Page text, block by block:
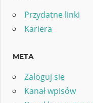
Przydatne linki
Kariera
META
Zaloguj się
Kanał wpisów